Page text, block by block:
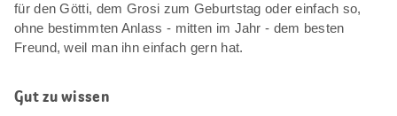
für den Götti, dem Grosi zum Geburtstag oder einfach so,
ohne bestimmten Anlass - mitten im Jahr - dem besten
Freund, weil man ihn einfach gern hat.
Gut zu wissen